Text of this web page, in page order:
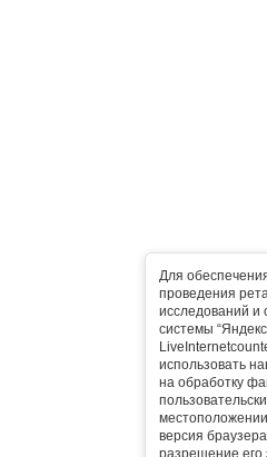
Для
проведения
исследований и
системы
использовать
на обработку
версия
разрешение его